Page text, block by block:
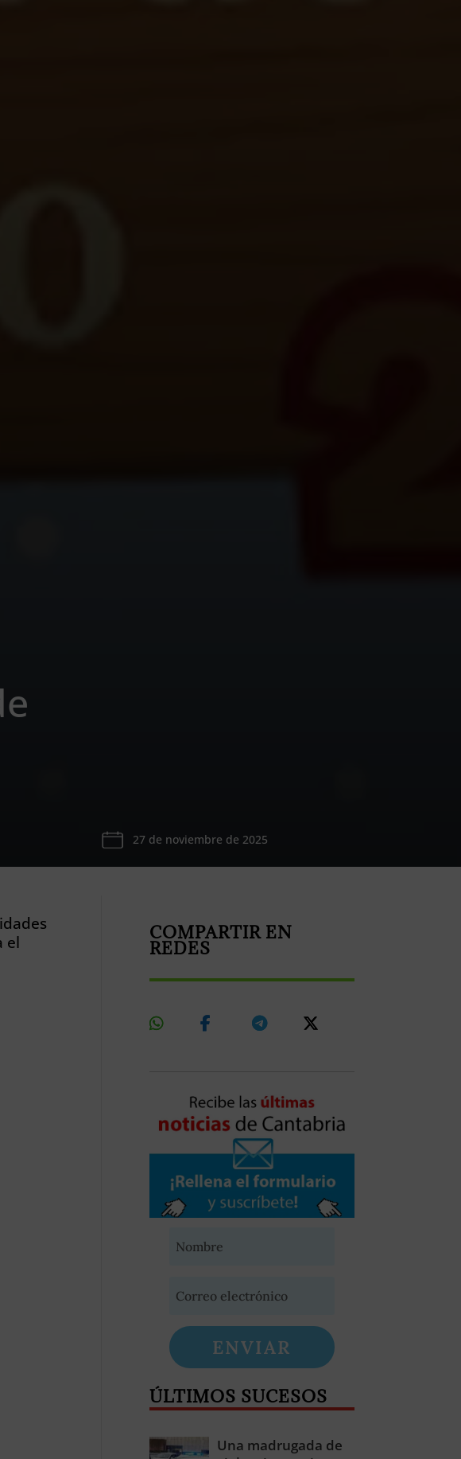
27 de noviembre de 2025
el
COMPARTIR EN
REDES
ENVIAR
ÚLTIMOS SUCESOS
Una madrugada de